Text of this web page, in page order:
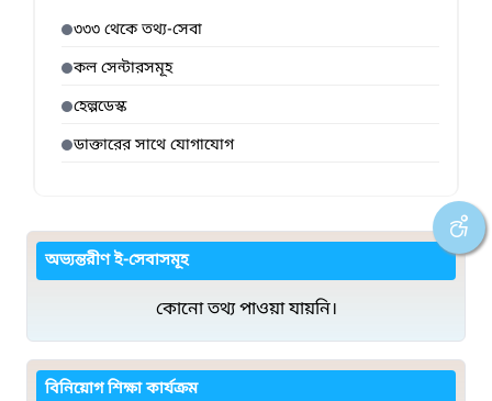
৩৩৩ থেকে তথ্য-সেবা
কল সেন্টারসমূহ
হেল্পডেস্ক
ডাক্তারের সাথে যোগাযোগ
অভ্যন্তরীণ ই-সেবাসমূহ
কোনো তথ্য পাওয়া যায়নি।
বিনিয়োগ শিক্ষা কার্যক্রম